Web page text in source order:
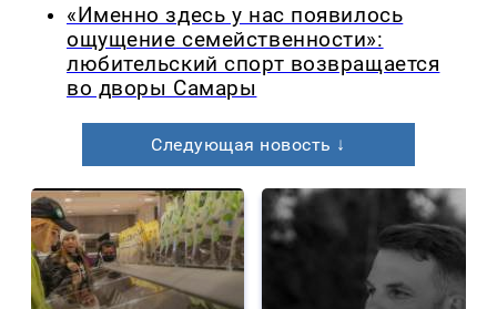
«Именно здесь у нас появилось
ощущение семейственности»:
любительский спорт возвращается
во дворы Самары
Следующая новость ↓